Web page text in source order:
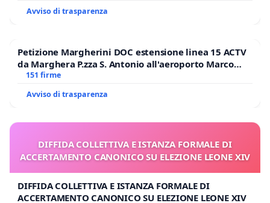
Avviso di trasparenza
Petizione Margherini DOC estensione linea 15 ACTV
da Marghera P.zza S. Antonio all'aeroporto Marco
Polo tariffa a € 1,50
151 firme
Avviso di trasparenza
DIFFIDA COLLETTIVA E ISTANZA FORMALE DI
ACCERTAMENTO CANONICO SU ELEZIONE LEONE XIV
DIFFIDA COLLETTIVA E ISTANZA FORMALE DI
ACCERTAMENTO CANONICO SU ELEZIONE LEONE XIV